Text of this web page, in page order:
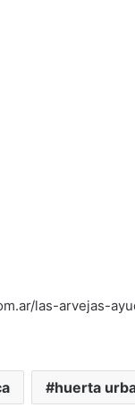
las-arvejas-
huerta